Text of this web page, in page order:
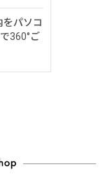
をパソコ
360°ご